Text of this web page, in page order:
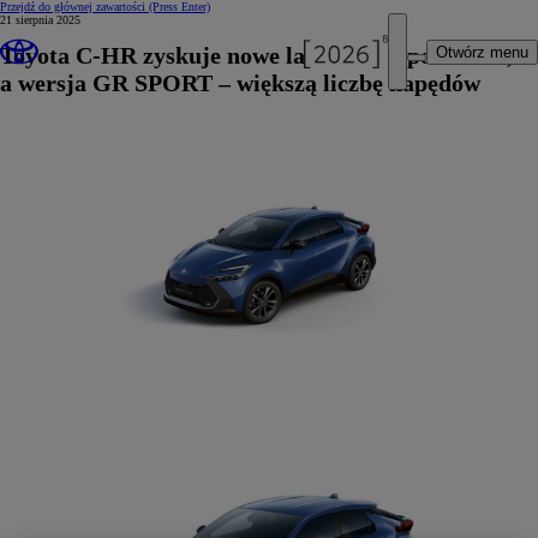
Przejdź do głównej zawartości (Press Enter)
Otwórz menu
21 sierpnia 2025
Toyota C-HR zyskuje nowe lakiery i wyposażenie,
a wersja GR SPORT – większą liczbę napędów